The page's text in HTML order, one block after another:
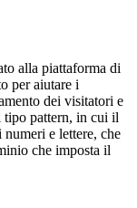
alla piattaforma di
per aiutare i
dei visitatori e
tipo pattern, in cui il
e lettere, che
che imposta il